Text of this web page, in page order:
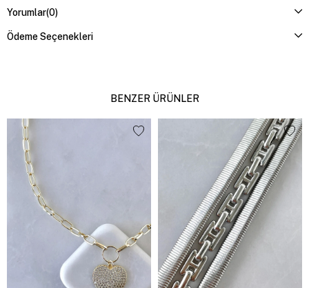
Yorumlar(0)
Ödeme Seçenekleri
BENZER ÜRÜNLER